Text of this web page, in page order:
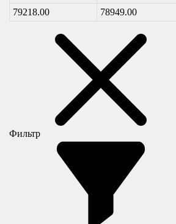
79218.00 78949.00
Фильтр